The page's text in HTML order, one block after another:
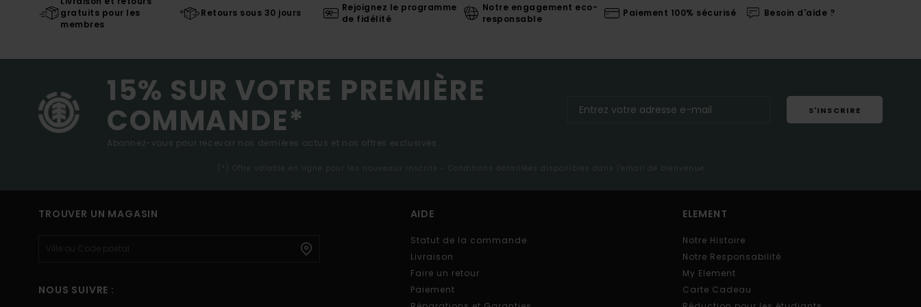
gratuits pour les
membres
Retours sous 30 jours
Rejoignez le programme
de fidélité
Notre engagement eco-
responsable
Paiement 100% sécurisé Besoin d'aide ?
15% SUR VOTRE PREMIÈRE
COMMANDE*
Abonnez-vous pour recevoir nos dernières actus et nos offres exclusives.
S'INSCRIRE
(*) Offre valable en ligne pour les nouveaux inscrits - Conditions détaillées disponibles dans l'email de bienvenue
TROUVER UN MAGASIN
NOUS SUIVRE :
AIDE
Statut de la commande
Livraison
Faire un retour
Paiement
ELEMENT
Notre Histoire
Notre Responsabilité
My Element
Carte Cadeau